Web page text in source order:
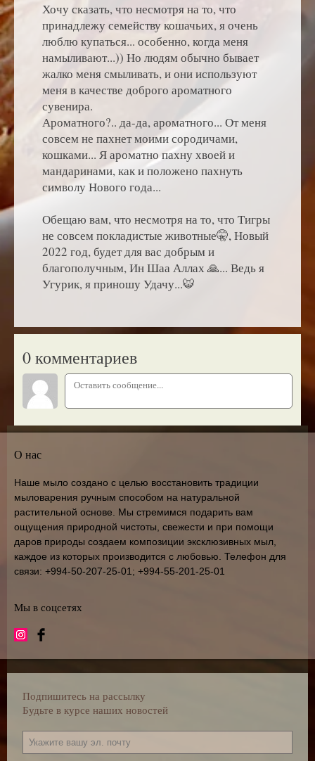
Хочу сказать, что несмотря на то, что
принадлежу семейству кошачьих, я очень
люблю купаться... особенно, когда меня
намыливают...)) Но людям обычно бывает
жалко меня смыливать, и они используют
меня в качестве доброго ароматного
сувенира.
Ароматного?.. да-да, ароматного... От меня
совсем не пахнет моими сородичами,
кошками... Я ароматно пахну хвоей и
мандаринами, как и положено пахнуть
символу Нового года...
Обещаю вам, что несмотря на то, что Тигры
не совсем покладистые животные🤫, Новый
2022 год, будет для вас добрым и
благополучным, Ин Шаа Аллах 🙏... Ведь я
Угурик, я приношу Удачу...🐯
0 комментариев
О нас
Наше мыло создано с целью восстановить традиции
мыловарения ручным способом на натуральной
растительной основе. Мы стремимся подарить вам
ощущения природной чистоты, свежести и при помощи
даров природы создаем композиции эксклюзивных мыл,
каждое из которых производится с любовью. Телефон для
связи: +994-50-207-25-01; +994-55-201-25-01
Мы в соцсетях
Подпишитесь на рассылку
Будьте в курсе наших новостей